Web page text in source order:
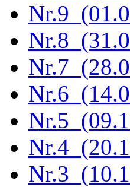
Nr.9
Nr.8
Nr.7
Nr.6
Nr.5
Nr.4
Nr.3